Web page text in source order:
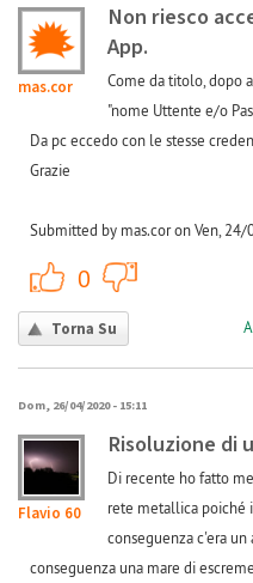
mas.cor
Non riesco
App.
Come da titolo, dopo
"nome Uttente e/o
Da pc eccedo con le stesse
Grazie
Submitted by mas.cor on Ven,
0
Torna Su
Dom, 26/04/2020 - 15:11
Flavio 60
Risoluzione di
Di recente ho fatto
rete metallica poiché
conseguenza c'era
conseguenza una mare di